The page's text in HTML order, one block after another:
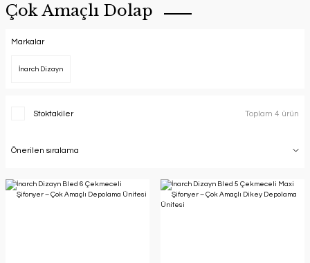
Çok Amaçlı Dolap
Markalar
İnarch Dizayn
Stoktakiler Toplam 4 ürün